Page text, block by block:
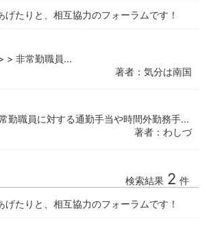
たりと、相互協力のフォーラムです！
> 非常勤職員...
著者：気分は南国
勤職員に対する通勤手当や時間外勤務手...
著者：わしづ
検索結果 2 件
たりと、相互協力のフォーラムです！